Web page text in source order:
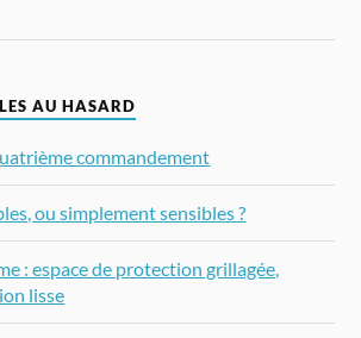
AU HASARD
commandement
ou simplement sensibles ?
: espace de protection grillagée,
lisse